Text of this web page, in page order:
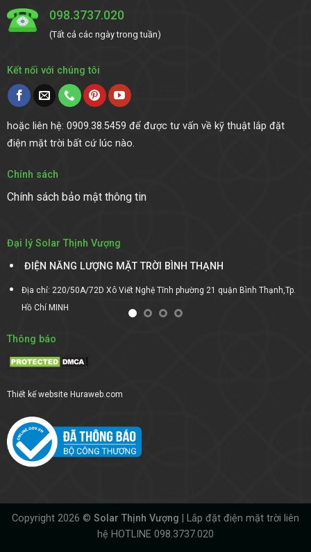
098.3737.020
(Tất cả các ngày trong tuần)
Kết nối với chúng tôi
hoặc liên hệ: 0909.38.5459 để được tư vấn về kỹ thuật lắp đặt
điện mặt trời bất cứ lúc nào.
Chính sách
Chính sách bảo mật thông tin
Đại lý Solar Thịnh Vượng
Bình Thạnh,Tp.
ĐIỆN NĂNG LƯỢNG MẶT TRỜI DAKLAK
Địa chỉ:Số 41 Thôn Đoàn Kết, Xã EAKAR Mút, Huyện
Copyright 2026 ©Solar Thịnh Vượng| Lắp đặt điện mặt trời liên
hệHOTLINE 098.3737.020